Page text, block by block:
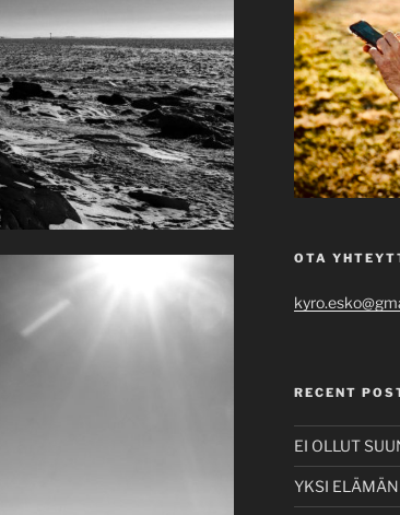
OTA
RECENT
EI OLLUT
YKSI